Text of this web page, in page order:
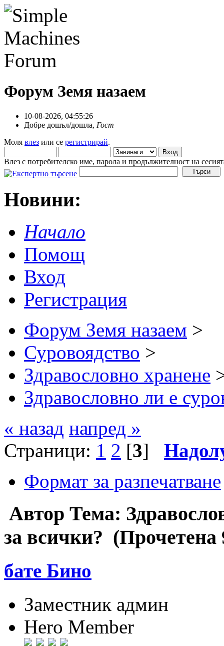
Форум Земя назаем
10-08-2026, 04:55:26
Добре дошъл/дошла, Гост
Моля влез или се регистрирай.
Влез с потребителско име, парола и продължителност на
Новини:
Начало
Помощ
Вход
Регистрация
Форум Земя назаем >
Суровоядство >
Здравословно хранене
Здравословно ли е
« назад напред »
Страници: 1 2 [3]
Формат за разпечатване
Автор Тема:
за всички? (Прочетена
бате Бино
Заместник админ
Hero Member